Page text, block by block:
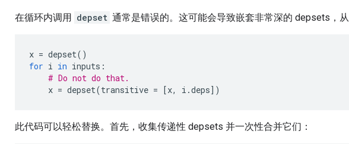
在循环内调用 depset 通常是错误的。这可能会导致嵌套非常深的 depsets，
x = depset()
for i in inputs :
# Do not do that.
x = depset(transitive = [x, i .deps])
此代码可以轻松替换。首先，收集传递性 depsets 并一次性合并它们：